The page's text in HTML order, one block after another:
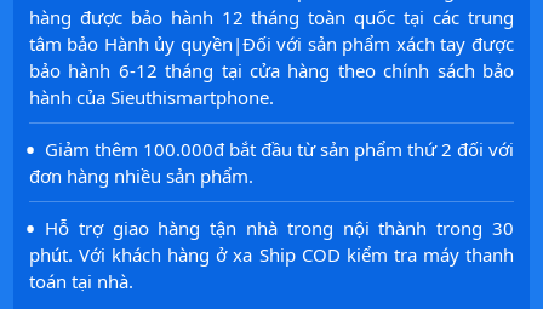
hàng được bảo hành 12 tháng toàn quốc tại các trung
tâm bảo Hành ủy quyền|Đối với sản phẩm xách tay được
bảo hành 6-12 tháng tại cửa hàng theo chính sách bảo
hành của Sieuthismartphone.
· Giảm thêm 100.000đ bắt đầu từ sản phẩm thứ 2 đối với
đơn hàng nhiều sản phẩm.
· Hỗ trợ giao hàng tận nhà trong nội thành trong 30
phút. Với khách hàng ở xa Ship COD kiểm tra máy thanh
toán tại nhà.